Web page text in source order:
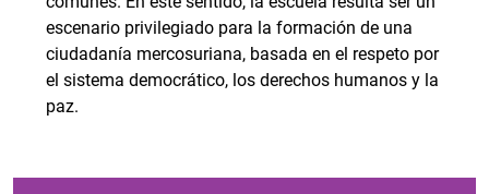
escenario privilegiado para la formación de una
ciudadanía mercosuriana, basada en el respeto por
el sistema democrático, los derechos humanos y la
paz.